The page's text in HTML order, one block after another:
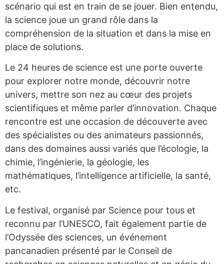
scénario qui est en train de se jouer. Bien entendu,
la science joue un grand rôle dans la
compréhension de la situation et dans la mise en
place de solutions.
Le 24 heures de science est une porte ouverte
pour explorer notre monde, découvrir notre
univers, mettre son nez au cœur des projets
scientifiques et même parler d’innovation. Chaque
rencontre est une occasion de découverte avec
des spécialistes ou des animateurs passionnés,
dans des domaines aussi variés que l’écologie, la
chimie, l’ingénierie, la géologie, les
mathématiques, l’intelligence artificielle, la santé,
etc.
Le festival, organisé par Science pour tous et
reconnu par l’UNESCO, fait également partie de
l’Odyssée des sciences, un événement
pancanadien présenté par le Conseil de